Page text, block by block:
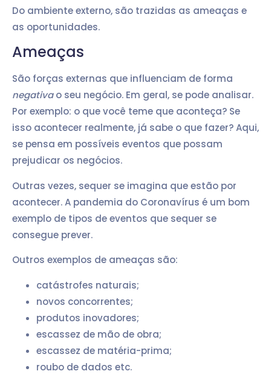
Do ambiente externo, são trazidas as ameaças e
as oportunidades.
Ameaças
São forças externas que influenciam de forma
negativao seu negócio. Em geral, se pode analisar.
Por exemplo: o que você teme que aconteça? Se
isso acontecer realmente, já sabe o que fazer? Aqui,
se pensa em possíveis eventos que possam
prejudicar os negócios.
Outras vezes, sequer se imagina que estão por
acontecer. A pandemia do Coronavírus é um bom
exemplo de tipos de eventos que sequer se
consegue prever.
Outros exemplos de ameaças são:
catástrofes naturais;
novos concorrentes;
produtos inovadores;
escassez de mão de obra;
escassez de matéria-prima;
roubo de dados etc.